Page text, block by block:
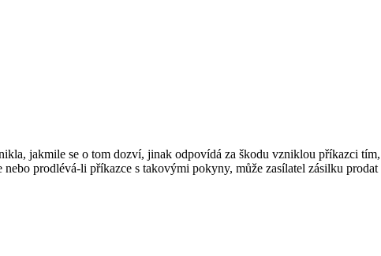
jakmile se o tom dozví, jinak odpovídá za škodu vzniklou příkazci
prodlévá-li příkazce s takovými pokyny, může zasílatel zásilku